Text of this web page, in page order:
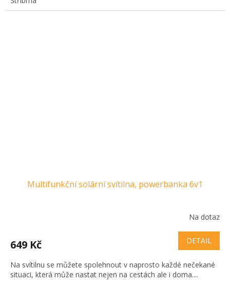
Multifunkční solární svítilna, powerbanka 6v1
Na dotaz
649 Kč DETAIL
Na svítilnu se můžete spolehnout v naprosto každé nečekané
situaci, která může nastat nejen na cestách ale i doma....